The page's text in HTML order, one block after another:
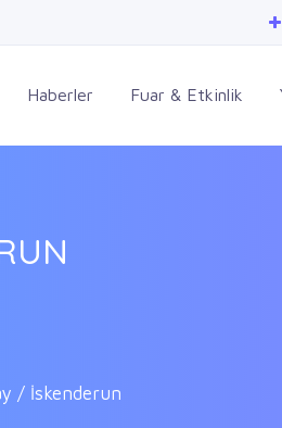
Haberler Fuar & Etkinlik
/ İskenderun